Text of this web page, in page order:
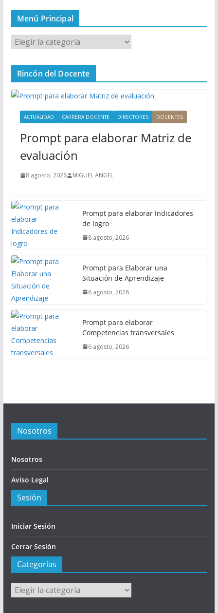
Menú Principal
M
e
n
P
Rincón del Docente
ACTUALIDAD CARRERA DOCENTE DIRECTORES DOCENTES
Prompt para elaborar Matriz de
evaluación
8 agosto, 2026 MIGUEL ANGEL
Prompt para elaborar Indicadores
de logro
8 agosto, 2026
Prompt para Elaborar una
Situación de Aprendizaje
6 agosto, 2026
Prompt para elaborar
Competencias transversales
6 agosto, 2026
Nosotros
Nosotros
Aviso Legal
Sesión
Iniciar Sesión
Cerrar Sesión
Categorías
Categorías